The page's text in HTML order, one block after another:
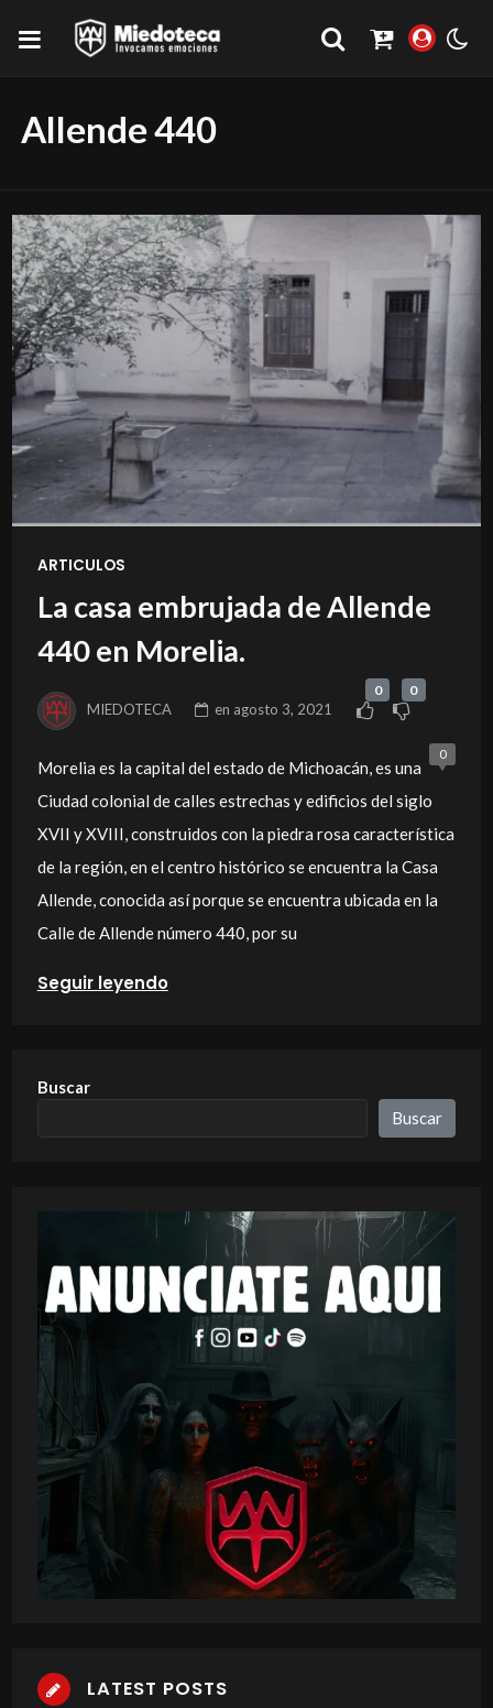
Allende 440
ARTICULOS
La casa embrujada de Allende
440 en Morelia.
MIEDOTECA en agosto 3, 2021
0 0
0
Morelia es la capital del estado de Michoacán, es una
Ciudad colonial de calles estrechas y edificios del siglo
XVII y XVIII, construidos con la piedra rosa característica
de la región, en el centro histórico se encuentra la Casa
Allende, conocida así porque se encuentra ubicada en la
Calle de Allende número 440, por su
Seguir leyendo
Buscar
Buscar
LATEST POSTS